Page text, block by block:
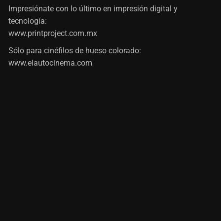
Impresiónate con lo último en impresión digital y
tecnología:
www.printproject.com.mx
Sólo para cinéfilos de hueso colorado:
www.elautocinema.com